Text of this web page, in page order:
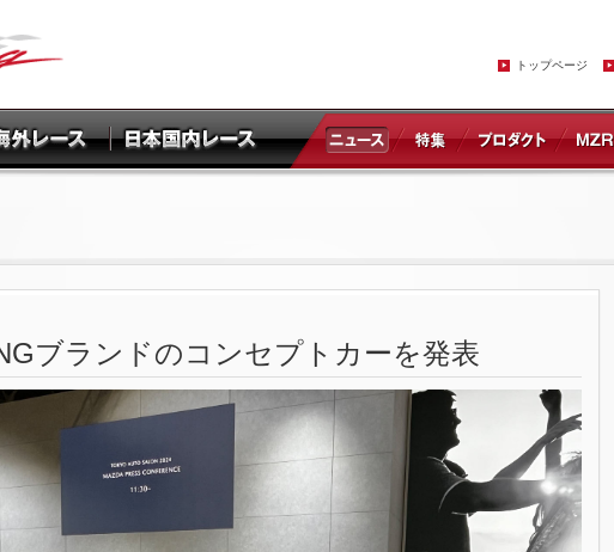
トップページ
ブランドのコンセプトカーを発表